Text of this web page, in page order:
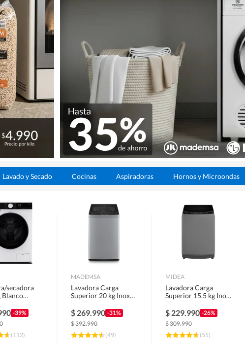
Lavado y Secado Cocinas Aspiradoras Hornos y Microondas
secadora
Blanco
-39%
(112)
MADEMSA
Lavadora Carga
Superior 20 kg Inox
$ 269.990 -31%
$392.990
(49)
MIDEA
Lavadora Carga
Superior 15.5 kg Inox
$ 229.990 -26%
$309.990
(55)